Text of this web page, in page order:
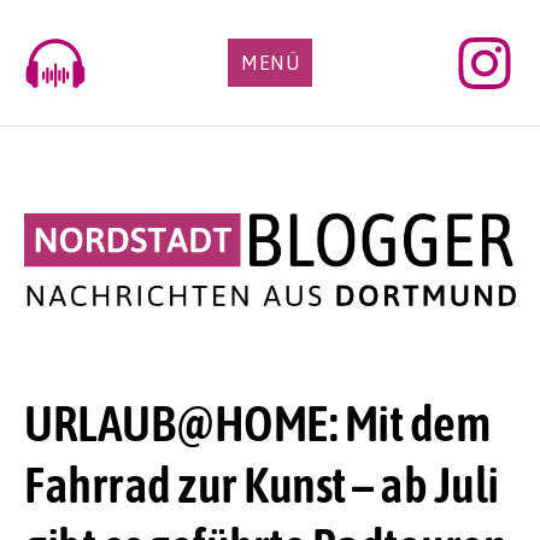
content
MENÜ
URLAUB@HOME: Mit dem
Fahrrad zur Kunst – ab Juli